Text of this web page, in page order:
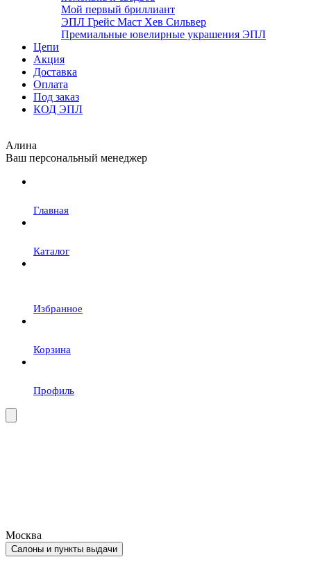
Мой первый бриллиант
ЭПЛ Грейс Маст Хев Сильвер
Премиальные ювелирные украшения ЭПЛ
Цепи
Акция
Доставка
Оплата
Под заказ
КОД ЭПЛ
Алина
Ваш персональный менеджер
Главная
Каталог
Избранное
Корзина
Профиль
Москва
Салоны и пункты выдачи